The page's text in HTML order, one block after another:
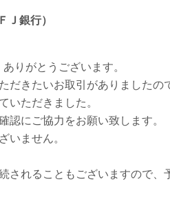
Ｊ銀行）
りがとうございます。
だきたいお取引がありましたの
いただきました。
認にご協力をお願い致します。
いません。
れることもございますので、